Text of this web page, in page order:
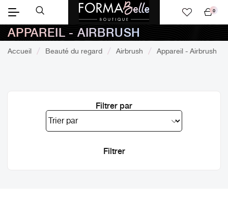
panier
0
APPAREIL - AIRBRUSH
Accueil Beauté du regard Airbrush Appareil - Airbrush
Filtrer par